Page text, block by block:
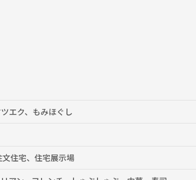
エク、もみほぐし
住宅、住宅展示場